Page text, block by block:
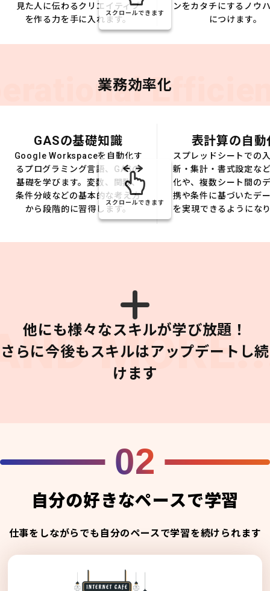
見た人に伝わるクリエイティブ
を作る力を手に入れます。
ンをカタチにするノウ
につけます。
スクロールできます
業務効率化
GASの基礎知識
Google Workspaceを自動化す
るプログラミング言語、GASの
基礎を学びます。変数、関数、
条件分岐などの基本的な考え方
から段階的に習得します。
表計算の自動
スプレッドシートでの
新・集計・書式設定な
化や、複数シート間の
携や条件に基づいたデ
を実現できるようにな
スクロールできます
他にも様々なスキルが学び放題！
さらに今後もスキルはアップデートし続
けます
02
自分の好きなペースで学習
仕事をしながらでも自分のペースで学習を続けられます